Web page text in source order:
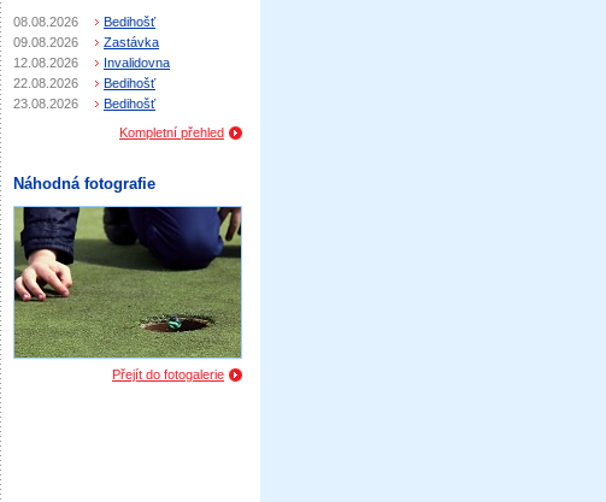
08.08.2026
Bedihošť
09.08.2026
Zastávka
12.08.2026
Invalidovna
22.08.2026
Bedihošť
23.08.2026
Bedihošť
Kompletní přehled
Náhodná fotografie
Přejít do fotogalerie